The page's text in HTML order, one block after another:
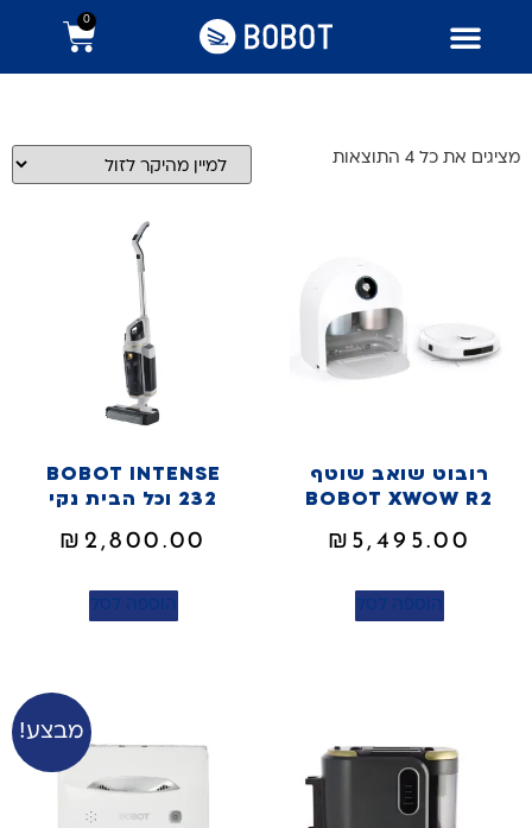
0
מציגים את כל ⁦4⁩ התוצאות
רובוט שואב שוטף
BOBOT XWOW R2
₪ 5,495.00
הוספה לסל
BOBOT INTENSE
232 וכל הבית נקי
₪ 2,800.00
הוספה לסל
מבצע!